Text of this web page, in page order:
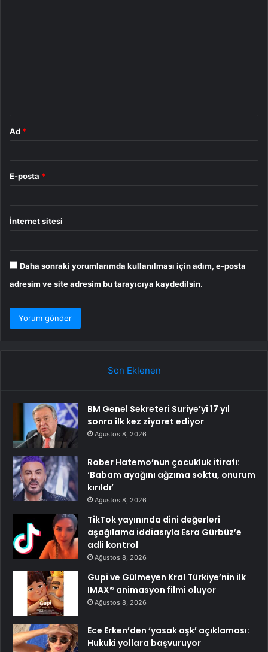
Ad *
E-posta *
İnternet sitesi
Daha sonraki yorumlarımda kullanılması için adım, e-posta
adresim ve site adresim bu tarayıcıya kaydedilsin.
Son Eklenen
BM Genel Sekreteri Suriye’yi 17 yıl
sonra ilk kez ziyaret ediyor
Ağustos 8, 2026
Rober Hatemo’nun çocukluk itirafı:
‘Babam ayağını ağzıma soktu, onurum
kırıldı’
Ağustos 8, 2026
TikTok yayınında dini değerleri
aşağılama iddiasıyla Esra Gürbüz’e
adli kontrol
Ağustos 8, 2026
Gupi ve Gülmeyen Kral Türkiye’nin ilk
IMAX® animasyon filmi oluyor
Ağustos 8, 2026
Ece Erken’den ‘yasak aşk’ açıklaması:
Hukuki yollara başvuruyor